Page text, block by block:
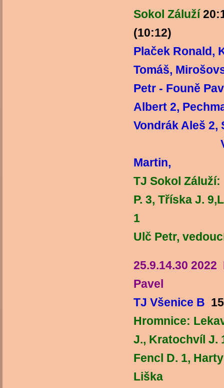
Sokol Záluží
(10:12)
Plaček Ronald,
Tomáš,
Petr - Founě
Albert 2,
Vondrák Aleš
TJ Sokol Záluží:
P. 3, Tříska J.
1
Ulč Petr,
25.9.14.30
Pavel
TJ Všenice B
Hromnice:
J., Kratochvíl J.
Fencl D. 1,
Liška